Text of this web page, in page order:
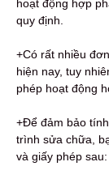
hoạt động hợp
quy định.
+Có rất nhiều
hiện nay, tuy
phép hoạt động
+Để đảm bảo
trình sửa chữa,
và giấy phép sau: